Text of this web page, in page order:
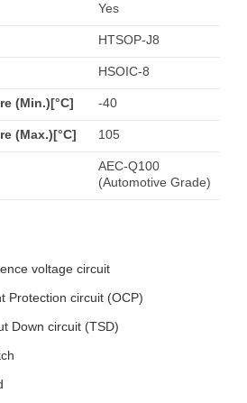
Yes
HTSOP-J8
HSOIC-8
(Min.)[°C] -40
(Max.)[°C] 105
AEC-Q100
(Automotive Grade)
voltage circuit
Protection circuit (OCP)
Down circuit (TSD)